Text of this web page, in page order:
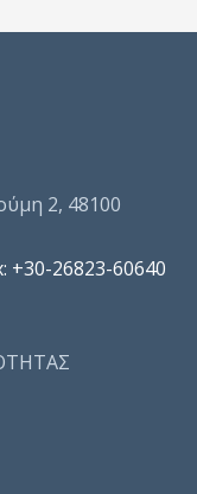
2, 48100
+30-26823-60640